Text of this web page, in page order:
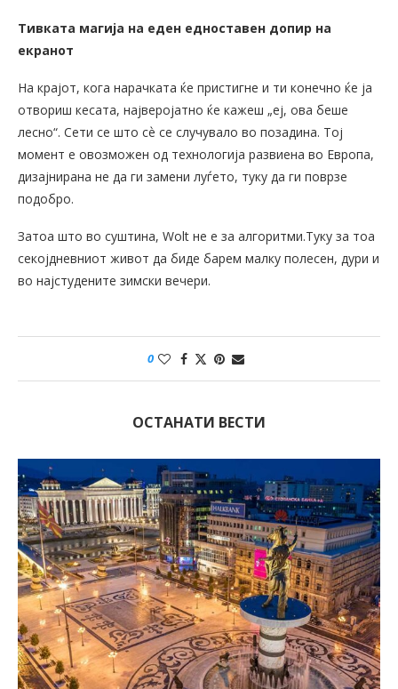
Тивката магија на еден едноставен допир на
екранот
На крајот, кога нарачката ќе пристигне и ти конечно ќе ја
отвориш кесата, најверојатно ќе кажеш „еј, ова беше
лесно“. Сети се што сѐ се случувало во позадина. Тој
момент е овозможен од технологија развиена во Европа,
дизајнирана не да ги замени луѓето, туку да ги поврзе
подобро.
Затоа што во суштина, Wolt не е за алгоритми.Туку за тоа
секојдневниот живот да биде барем малку полесен, дури и
во најстудените зимски вечери.
0
ОСТАНАТИ ВЕСТИ